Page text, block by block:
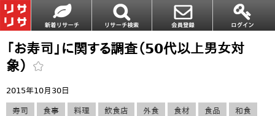
「お寿司」に関する調査（50代以上男女対
象）
2015年10月30日
寿司 食事 料理 飲食店 外食 食材 食品 和食